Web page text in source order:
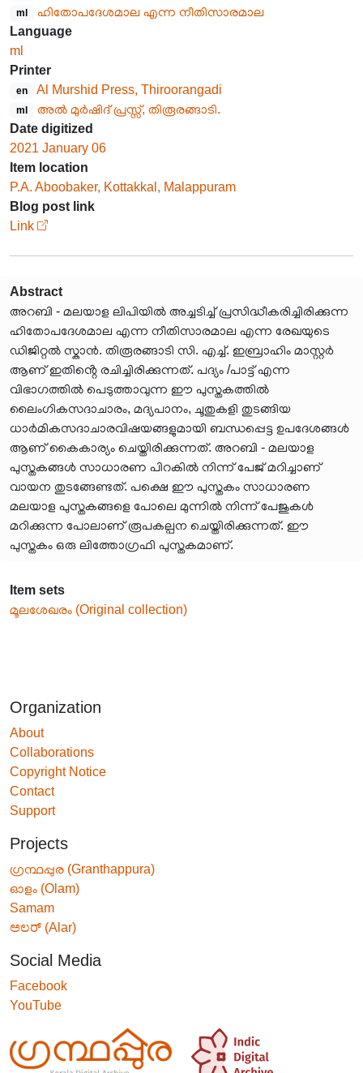
ml
ഹിതോപദേശമാല എന്ന നീതിസാരമാല
Language
ml
Printer
en Al Murshid Press, Thiroorangadi
ml
അൽ മുർഷിദ് പ്രസ്സ്, തിരൂരങ്ങാടി.
Date digitized
2021 January 06
Item location
P.A. Aboobaker, Kottakkal, Malappuram
Blog post link
Link
Abstract
അറബി - മലയാള ലിപിയിൽ അച്ചടിച്ച് പ്രസിദ്ധീകരിച്ചിരിക്കുന്ന
ഹിതോപദേശമാല എന്ന നീതിസാരമാല എന്ന രേഖയുടെ
ഡിജിറ്റൽ സ്കാൻ. തിരൂരങ്ങാടി സി. എച്ച്. ഇബ്രാഹിം മാസ്റ്റർ
ആണ് ഇതിൻ്റെ രചിച്ചിരിക്കുന്നത്. പദ്യം /പാട്ട് എന്ന
വിഭാഗത്തിൽ പെടുത്താവുന്ന ഈ പുസ്തകത്തിൽ
ലൈംഗികസദാചാരം, മദ്യപാനം, ചൂതുകളി തുടങ്ങിയ
ധാർമികസദാചാരവിഷയങ്ങളുമായി ബന്ധപ്പെട്ട ഉപദേശങ്ങൾ
ആണ് കൈകാര്യം ചെയ്തിരിക്കുന്നത്. അറബി - മലയാള
പുസ്തകങ്ങൾ സാധാരണ പിറകിൽ നിന്ന് പേജ് മറിച്ചാണ്
വായന തുടങ്ങേണ്ടത്. പക്ഷെ ഈ പുസ്തകം സാധാരണ
മലയാള പുസ്തകങ്ങളെ പോലെ മുന്നിൽ നിന്ന് പേജുകൾ
മറിക്കുന്ന പോലാണ് രൂപകല്പന ചെയ്തിരിക്കുന്നത്. ഈ
പുസ്തകം ഒരു ലിത്തോഗ്രഫി പുസ്തകമാണ്.
Item sets
മൂലശേഖരം (Original collection)
Organization
About
Collaborations
Copyright Notice
Contact
Support
Projects
ഗ്രന്ഥപ്പുര (Granthappura)
ഓളം (Olam)
Samam
ಅಲರ್ (Alar)
Social Media
Facebook
YouTube